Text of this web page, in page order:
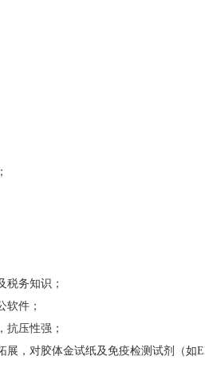
税务知识；
软件；
抗压性强；
，对胶体金试纸及免疫检测试剂（如